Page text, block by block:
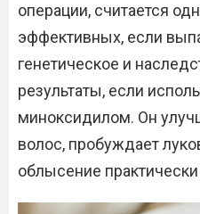
операции, считается
эффективных, если
генетическое и
результаты, если
миноксидилом. Он
волос, пробуждает
облысение